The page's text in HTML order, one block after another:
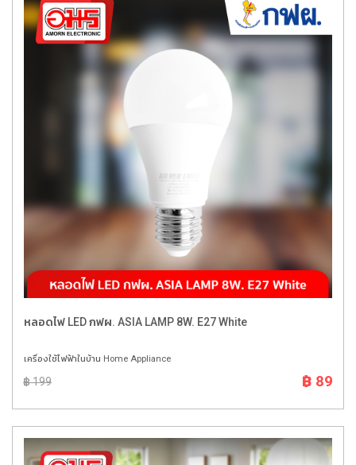
หลอดไฟ LED กฟผ. ASIA LAMP 8W. E27 White
เครื่องใช้ไฟฟ้าในบ้าน Home Appliance
฿ 199 ฿ 89